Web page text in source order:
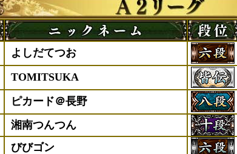
よしだてつお
TOMITSUKA
ピカード＠長野
湘南つんつん
びびゴン